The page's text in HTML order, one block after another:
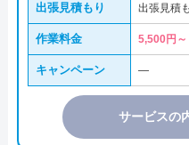
出張見積もり 出張見積
作業料金 5,500円～
キャンペーン ―
サービスの